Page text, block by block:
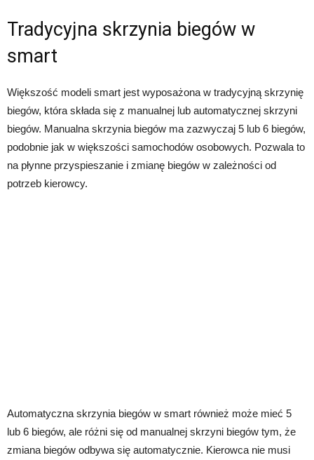
Tradycyjna skrzynia biegów w
smart
Większość modeli smart jest wyposażona w tradycyjną skrzynię
biegów, która składa się z manualnej lub automatycznej skrzyni
biegów. Manualna skrzynia biegów ma zazwyczaj 5 lub 6 biegów,
podobnie jak w większości samochodów osobowych. Pozwala to
na płynne przyspieszanie i zmianę biegów w zależności od
potrzeb kierowcy.
Automatyczna skrzynia biegów w smart również może mieć 5
lub 6 biegów, ale różni się od manualnej skrzyni biegów tym, że
zmiana biegów odbywa się automatycznie. Kierowca nie musi